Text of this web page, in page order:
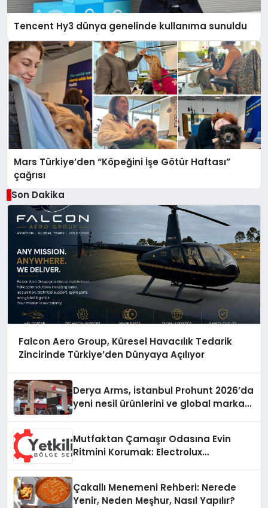
Tencent Hy3 dünya genelinde kullanıma sunuldu
Mars Türkiye’den “Köpeğini İşe Götür Haftası”
çağrısı
Son Dakika
Falcon Aero Group, Küresel Havacılık Tedarik
Zincirinde Türkiye’den Dünyaya Açılıyor
Derya Arms, İstanbul Prohunt 2026’da
yeni nesil ürünlerini ve global marka
Mutfaktan Çamaşır Odasına Evin
Ritmini Korumak: Electrolux
Çakallı Menemeni Rehberi: Nerede
Yenir, Neden Meşhur, Nasıl Yapılır?